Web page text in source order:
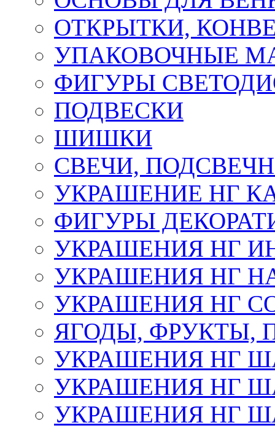
ОТКРЫТКИ,
УПАКОВОЧНЫЕ
ФИГУРЫ
ПОДВЕСКИ
ШИШКИ
СВЕЧИ,
УКРАШЕНИЕ НГ
ФИГУРЫ
УКРАШЕНИЯ НГ
УКРАШЕНИЯ НГ
УКРАШЕНИЯ НГ
ЯГОДЫ, ФРУКТЫ,
УКРАШЕНИЯ НГ
УКРАШЕНИЯ НГ
УКРАШЕНИЯ НГ